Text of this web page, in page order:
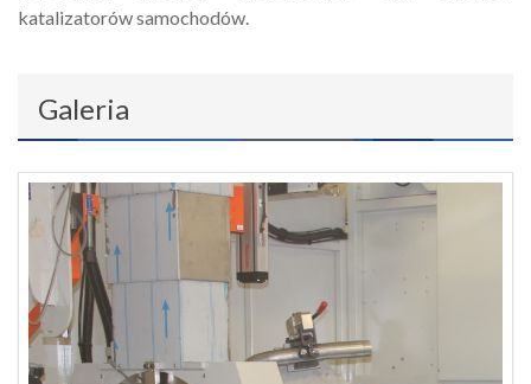
katalizatorów samochodów.
Galeria